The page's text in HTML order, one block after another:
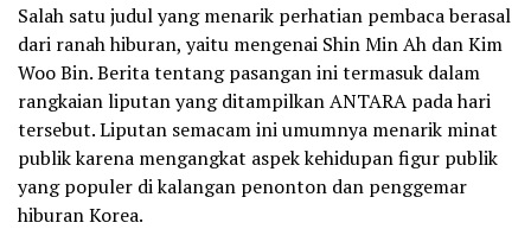
Salah satu judul yang menarik perhatian pembaca berasal
dari ranah hiburan, yaitu mengenai Shin Min Ah dan Kim
Woo Bin. Berita tentang pasangan ini termasuk dalam
rangkaian liputan yang ditampilkan ANTARA pada hari
tersebut. Liputan semacam ini umumnya menarik minat
publik karena mengangkat aspek kehidupan figur publik
yang populer di kalangan penonton dan penggemar
hiburan Korea.